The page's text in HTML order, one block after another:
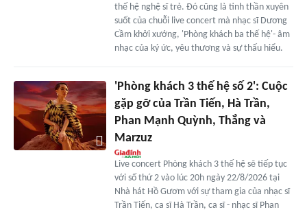
thế hệ nghệ sĩ trẻ. Đó cũng là tinh thần xuyên
suốt của chuỗi live concert mà nhạc sĩ Dương
Cầm khởi xướng, 'Phòng khách ba thế hệ'- âm
nhạc của ký ức, yêu thương và sự thấu hiểu.
'Phòng khách 3 thế hệ số 2': Cuộc
gặp gỡ của Trần Tiến, Hà Trần,
Phan Mạnh Quỳnh, Thắng và
Marzuz
Live concert Phòng khách 3 thế hệ sẽ tiếp tục
với số thứ 2 vào lúc 20h ngày 22/8/2026 tại
Nhà hát Hồ Gươm với sự tham gia của nhạc sĩ
Trần Tiến, ca sĩ Hà Trần, ca sĩ - nhạc sĩ Phan